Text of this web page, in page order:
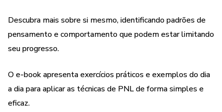
lugar, de acordo com sua própria conveniência.
prática para os clientes desenvolverem suas habilidades
mentais, alcançarem o sucesso e viverem uma vida mais
plena e satisfatória.
Boa leitura!
Descubra mais sobre si mesmo, identificando padrões de
pensamento e comportamento que podem estar limitando
seu progresso.
O e-book apresenta exercícios práticos e exemplos do dia
a dia para aplicar as técnicas de PNL de forma simples e
eficaz.